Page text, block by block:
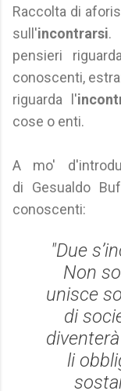
Raccolta di
sull'incontrarsi.
pensieri
conoscenti,
riguarda l'
cose o enti.
A mo'
di Gesualdo
conoscenti:
"Due
Non
unisce
di
li